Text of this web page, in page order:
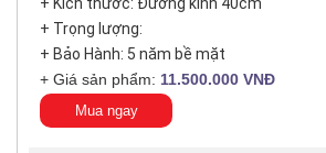
+ Trọng lượng:
+ Bảo Hành: 5 năm bề mặt
+ Giá sản phẩm: 11.500.000 VNĐ
Mua ngay